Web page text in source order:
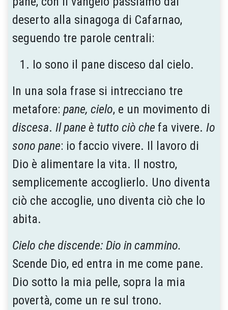
deserto alla sinagoga di Cafarnao,
seguendo tre parole centrali:
Io sono il pane disceso dal cielo.
In una sola frase si intrecciano tre
metafore: pane, cielo, e un movimento di
discesa. Il pane è tutto ciò che fa vivere. Io
sono pane: io faccio vivere. Il lavoro di
Dio è alimentare la vita. Il nostro,
semplicemente accoglierlo. Uno diventa
ciò che accoglie, uno diventa ciò che lo
abita.
Cielo che discende: Dio in cammino.
Scende Dio, ed entra in me come pane.
Dio sotto la mia pelle, sopra la mia
povertà, come un re sul trono.